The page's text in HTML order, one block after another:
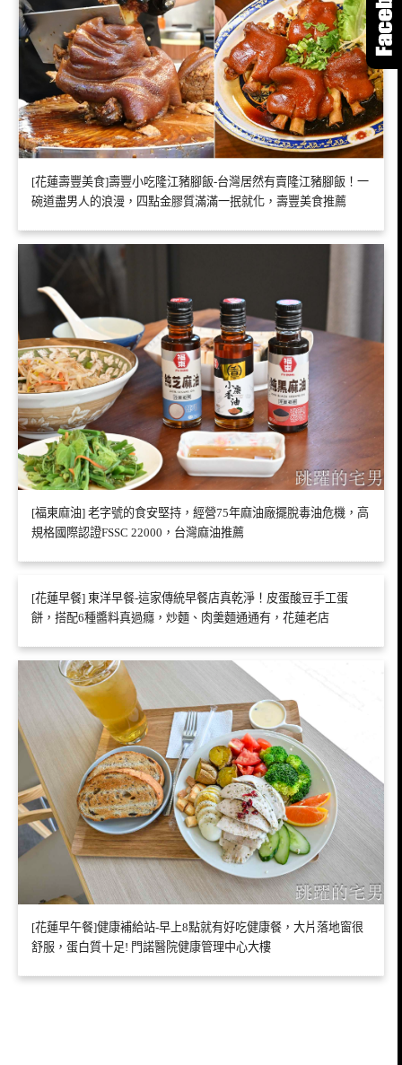
[花蓮壽豐美食]壽豐小吃隆江豬腳飯-台灣居然有賣隆江豬腳飯！一
碗道盡男人的浪漫，四點金膠質滿滿一抿就化，壽豐美食推薦
[福東麻油] 老字號的食安堅持，經營75年麻油廠擺脫毒油危機，高
規格國際認證FSSC 22000，台灣麻油推薦
[花蓮早餐] 東洋早餐-這家傳統早餐店真乾淨！皮蛋酸豆手工蛋
餅，搭配6種醬料真過癮，炒麵、肉羹麵通通有，花蓮老店
[花蓮早午餐]健康補給站-早上8點就有好吃健康餐，大片落地窗很
舒服，蛋白質十足! 門諾醫院健康管理中心大樓